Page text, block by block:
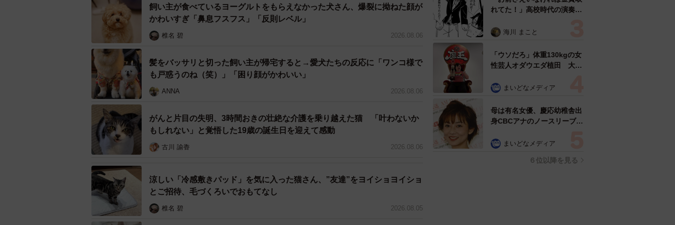
3/5
都内在住の角村さんは、高校生の頃から大型犬を飼っていたので、どちらかというと犬派だ
った。しかも、自身には記憶がないが、幼少時に外で水遊びをしている時に、隣の飼い猫に
引っ掻かれて背中が血だらけになったことがあったので、両親は猫が大嫌いだった。
そんな角村さんの長女は大の猫好き（当時小学2年生）だった。「妹や弟はいらない！猫が
欲しい」とせがまれた。長女にひたすら懇願され続けてついに根負けした。飼うのであれ
ば、保護猫を飼いたいという思いは最初から家族全員一致していた。早速、保護猫の情報サ
イトを見てみた。
保護猫を迎えるということにいまいち実感が湧かず、とりあえずどんなものか一度見てみよ
うと思った。4月22日、軽い気持ちで譲渡会に行ってみると、そこには前もってサイトで見
て気になっていた子猫、みちるちゃん（現アルちゃん）がいた。
飼い主が食べているヨーグルトをもらえなかった犬さん、爆裂に拗ねた顔が
かわいすぎ「鼻息フスフス」「反則レベル」
椎名 碧 2026.08.06
髪をバッサリと切った飼い主が帰宅すると→愛犬たちの反応に「ワンコ様で
も戸惑うのね（笑）」「困り顔がかわいい」
ANNA 2026.08.06
がんと片目の失明、3時間おきの壮絶な介護を乗り越えた猫 「叶わないか
もしれない」と覚悟した19歳の誕生日を迎えて感動
古川 諭香 2026.08.06
涼しい「冷感敷きパッド」を気に入った猫さん、”友達”をヨイショヨイショ
とご招待、毛づくろいでおもてなし
椎名 碧 2026.08.05
れてた！」高校時代の演奏会
生は楽器修理職人に 10年後
ぬ申し出【漫画】
海川 まこと
「ウソだろ」体重130kgの女
性芸人オダウエダ植田 大学
で」 まいどなメディア
母は有名女優、慶応幼稚舎出
身CBCアナのノースリーブ姿
る」「天使の笑顔」
まいどなメディア
６位以降を見る